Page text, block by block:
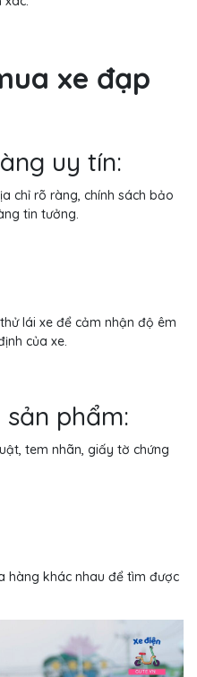
xe đạp
uy tín:
chỉ rõ ràng, chính sách bảo
tin tưởng.
lái xe để cảm nhận độ êm
của xe.
phẩm:
tem nhãn, giấy tờ chứng
hàng khác nhau để tìm được